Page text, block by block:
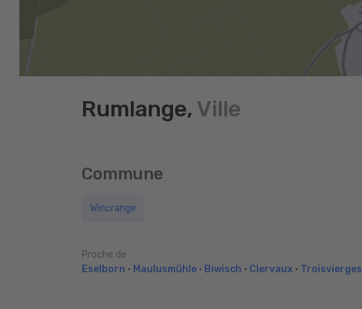
Rumlange, Ville
Commune
Wincrange
Proche de
Eselborn • Maulusmühle • Biwisch • Clervaux • Troisvierges